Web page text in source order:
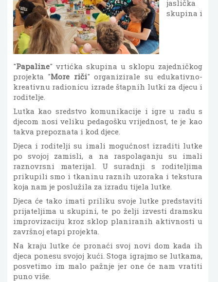
jaslička
skupina i
"Papaline" vrtićka skupina u sklopu zajedničkog
projekta "More riči" organizirale su edukativno-
kreativnu radionicu izrade štapnih lutki za djecu i
roditelje.
Lutka kao sredstvo komunikacije i igre u radu s
djecom nosi veliku pedagošku vrijednost, te je kao
takva prepoznata i kod djece.
Djeca i roditelji su imali mogućnost izraditi lutke
po svojoj zamisli, a na raspolaganju su imali
raznovrsni materijal. U suradnji s roditeljima
prikupili smo i tkaninu raznih uzoraka i tekstura
koja nam je poslužila za izradu tijela lutke.
Djeca će tako imati priliku svoje lutke predstaviti
prijateljima u skupini, te po želji izvesti dramsku
improvizaciju kroz sklop planiranih aktivnosti u
završnoj etapi projekta.
Na kraju lutke će pronaći svoj novi dom kada ih
djeca ponesu svojoj kući. Stoga igrajmo se lutkama,
posvetimo im malo pažnje jer one će nam vratiti
puno više.